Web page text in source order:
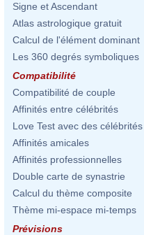
Signe et Ascendant
Atlas astrologique gratuit
Calcul de l'élément dominant
Les 360 degrés symboliques
Compatibilité
Compatibilité de couple
Affinités entre célébrités
Love Test avec des célébrités
Affinités amicales
Affinités professionnelles
Double carte de synastrie
Calcul du thème composite
Thème mi-espace mi-temps
Prévisions